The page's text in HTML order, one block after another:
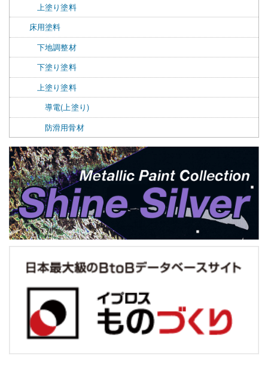
上塗り塗料
床用塗料
下地調整材
下塗り塗料
上塗り塗料
導電(上塗り)
防滑用骨材